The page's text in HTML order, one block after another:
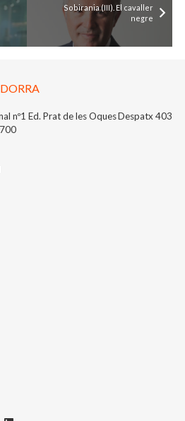
Sobirania (III). El cavaller
negre
nº1 Ed. Prat de les OquesDespatx 403